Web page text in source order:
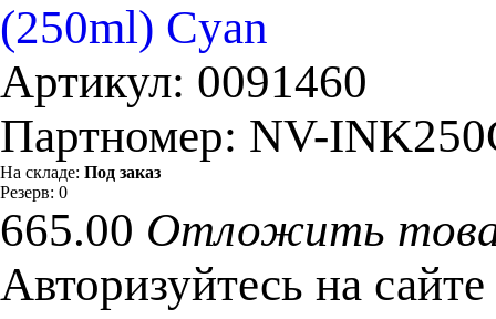
(250ml) Cyan
Артикул: 0091460
Партномер: NV-
На складе: Под заказ
Резерв: 0
665.00 Отложить
Авторизуйтесь на